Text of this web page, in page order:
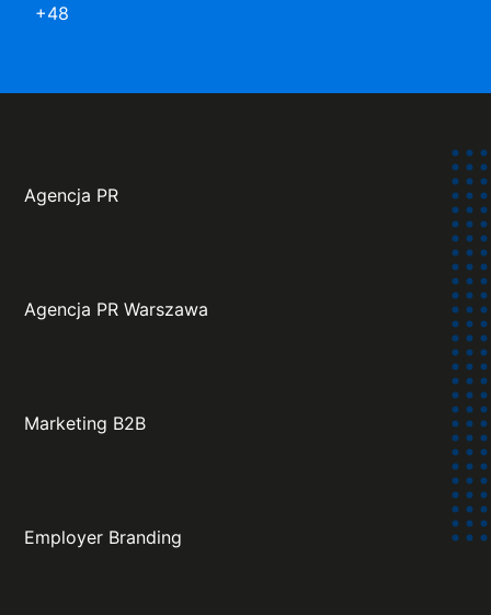
+48
Agencja PR
Agencja PR Warszawa
Marketing B2B
Employer Branding